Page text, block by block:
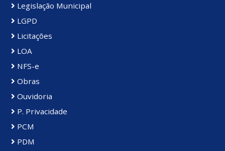
Legislação Municipal
LGPD
Licitações
LOA
NFS-e
Obras
Ouvidoria
P. Privacidade
PCM
PDM